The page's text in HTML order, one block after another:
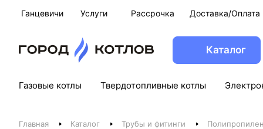
Ганцевичи Услуги Рассрочка Доставка/Оплата
Каталог
Газовые котлы Твердотопливные котлы
Главная Каталог Трубы и фитинги